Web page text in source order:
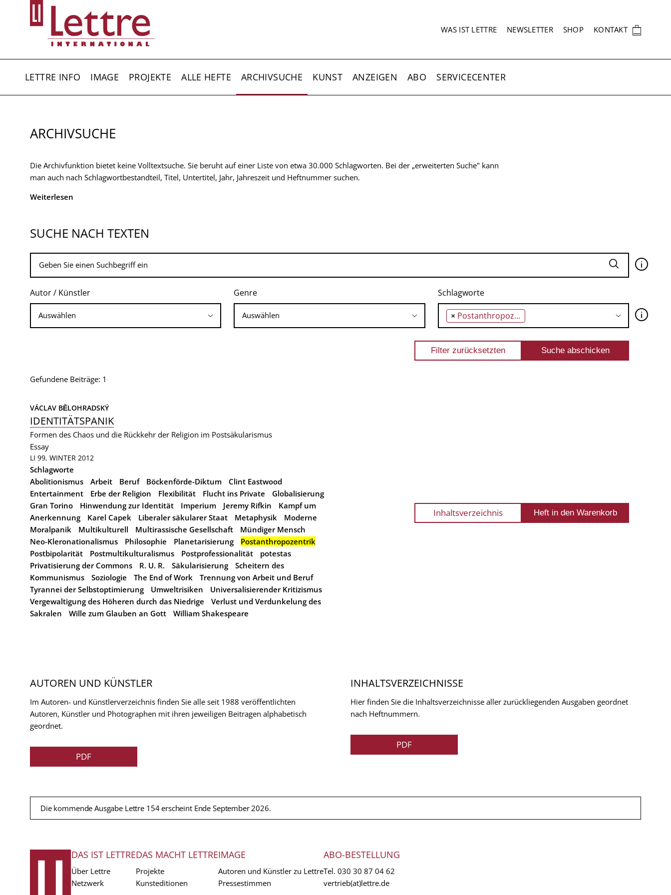
SEKUNDÄRNAVIGATION
WAS IST LETTRE NEWSLETTER SHOP KONTAKT 🛍
LETTRE INFO IMAGE PROJEKTE ALLE HEFTE ARCHIVSUCHE KUNST ANZEIGEN ABO SERVICECENTER
ARCHIVSUCHE
Die Archivfunktion bietet keine Volltextsuche. Sie beruht auf einer Liste von etwa 30.000 Schlagworten. Bei der „erweiterten Suche" kann
man auch nach Schlagwortbestandteil, Titel, Untertitel, Jahr, Jahreszeit und Heftnummer suchen.
Weiterlesen
SUCHE NACH TEXTEN
🛈
Autor / Künstler Genre Schlagworte
× Postanthropozentrik 🛈
Gefundene Beiträge: 1
VÁCLAV BĚLOHRADSKÝ
IDENTITÄTSPANIK
Formen des Chaos und die Rückkehr der Religion im Postsäkularismus
Essay
LI 99, WINTER 2012
Schlagworte
Abolitionismus
Arbeit Beruf Böckenförde-Diktum
Clint Eastwood
Entertainment
Erbe der Religion Flexibilität Flucht ins Private
Globalisierung
Gran Torino
Hinwendung zur Identität Imperium Jeremy Rifkin
Kampf um
Anerkennung
Karel Capek Liberaler säkularer Staat Metaphysik
Moderne
Moralpanik
Multikulturell Multirassische Gesellschaft
Mündiger Mensch
Neo-Kleronationalismus
Philosophie Planetarisierung
Postanthropozentrik
Postbipolarität
Postmultikulturalismus Postprofessionalität
potestas
Privatisierung der Commons
R. U. R. Säkularisierung
Scheitern des
Kommunismus
Soziologie The End of Work
Trennung von Arbeit und Beruf
Tyrannei der Selbstoptimierung
Umweltrisiken
Universalisierender Kritizismus
Vergewaltigung des Höheren durch das Niedrige
Verlust und Verdunkelung des
Sakralen
Wille zum Glauben an Gott William Shakespeare
Inhaltsverzeichnis
AUTOREN UND KÜNSTLER
Im Autoren- und Künstlerverzeichnis finden Sie alle seit 1988 veröffentlichten
Autoren, Künstler und Photographen mit ihren jeweiligen Beitragen alphabetisch
geordnet.
PDF
INHALTSVERZEICHNISSE
Hier finden Sie die Inhaltsverzeichnisse aller zurückliegenden Ausgaben geordnet
nach Heftnummern.
PDF
Die kommende Ausgabe Lettre 154 erscheint Ende September 2026.
FUSSZEILE
DAS IST LETTRE
Über Lettre
Netzwerk
DAS MACHT LETTRE
Projekte
Kunsteditionen
IMAGE
Autoren und Künstler zu Lettre
Pressestimmen
ABO-BESTELLUNG
Tel. 030 30 87 04 62
vertrieb(at)lettre.de